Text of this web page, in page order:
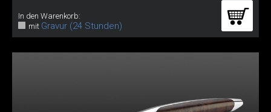
In den Warenkorb:
mit Gravur (24 Stunden)